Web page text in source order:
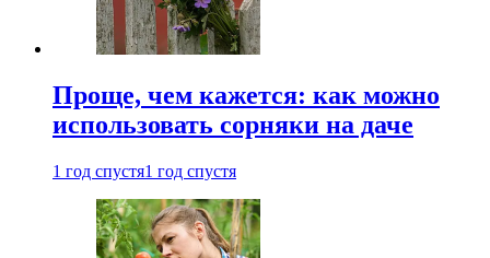
Проще, чем кажется: как можно
использовать сорняки на даче
1 год спустя1 год спустя